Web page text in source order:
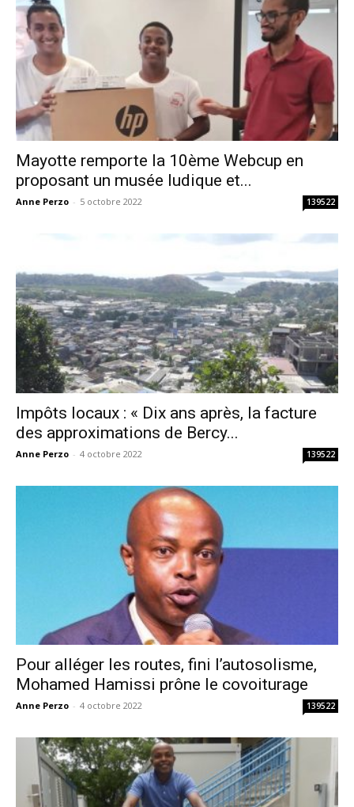
Mayotte remporte la 10ème Webcup en
proposant un musée ludique et...
Anne Perzo - 5 octobre 2022 139522
Impôts locaux : « Dix ans après, la facture
des approximations de Bercy...
Anne Perzo - 4 octobre 2022 139522
Pour alléger les routes, fini l’autosolisme,
Mohamed Hamissi prône le covoiturage
Anne Perzo - 4 octobre 2022 139522